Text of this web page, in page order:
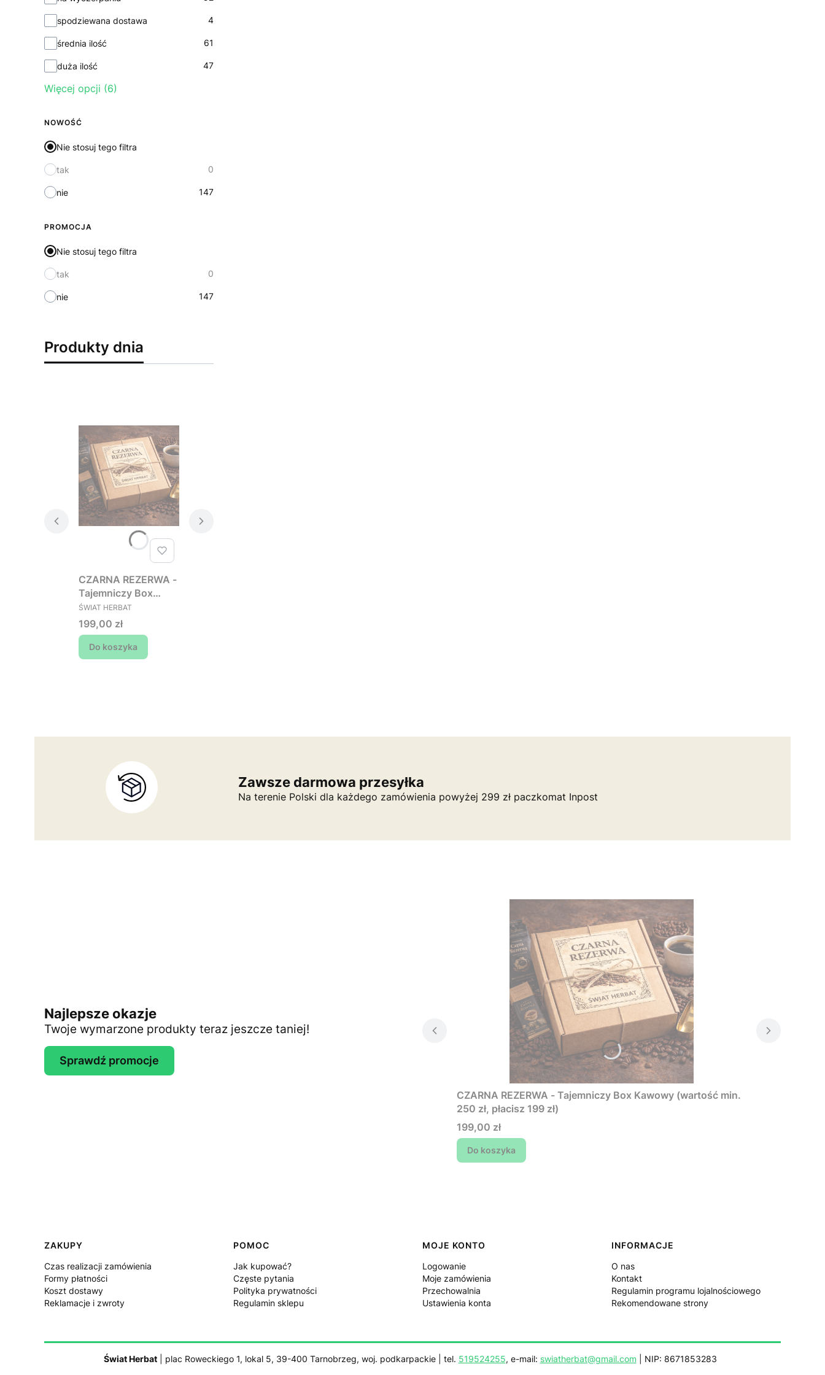
spodziewana dostawa 4
średnia ilość 61
duża ilość 47
Więcej opcji (6)
NOWOŚĆ
Nie stosuj tego filtra
tak 0
nie 147
PROMOCJA
Nie stosuj tego filtra
tak 0
nie 147
Produkty dnia
CZARNA REZERWA -
Tajemniczy Box
Kawowy (wartość
min. 250 zł, płacisz
199 zł)
PRODUCENT
ŚWIAT HERBAT
Cena
199,00 zł
Do koszyka
Zawsze darmowa przesyłka
Na terenie Polski dla każdego zamówienia powyżej 299 zł paczkomat Inpost
Najlepsze okazje
Twoje wymarzone produkty teraz jeszcze taniej!
Sprawdź promocje
CZARNA REZERWA - Tajemniczy Box Kawowy (wartość min.
250 zł, płacisz 199 zł)
Cena
199,00 zł
Do koszyka
Linki w stopce
ZAKUPY
Czas realizacji zamówienia
Formy płatności
Koszt dostawy
Reklamacje i zwroty
POMOC
Jak kupować?
Częste pytania
Polityka prywatności
Regulamin sklepu
MOJE KONTO
Logowanie
Moje zamówienia
Przechowalnia
Ustawienia konta
INFORMACJE
O nas
Kontakt
Regulamin programu lojalnościowego
Rekomendowane strony
Świat Herbat| plac Roweckiego 1, lokal 5, 39-400 Tarnobrzeg, woj. podkarpackie | tel. 519524255, e-mail: swiatherbat@gmail.com | NIP: 8671853283